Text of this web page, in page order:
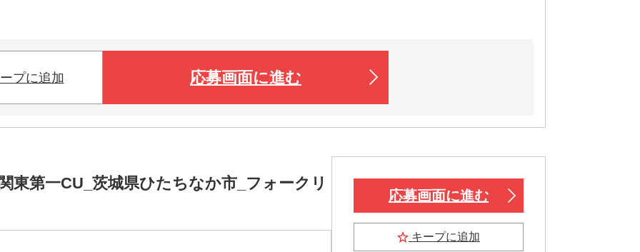
プに追加 応募画面に進む
第一CU_茨城県ひたちなか市_フォークリ
応募画面に進む
キープに追加